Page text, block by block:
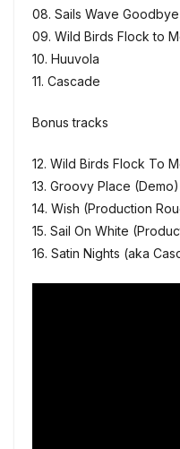
08. Sails Wave Goodbye
09. Wild Birds Flock to
10. Huuvola
11. Cascade
Bonus tracks
12. Wild Birds Flock To
13. Groovy Place (Demo)
14. Wish (Production
15. Sail On White
16. Satin Nights (aka